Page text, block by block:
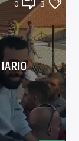
0 3